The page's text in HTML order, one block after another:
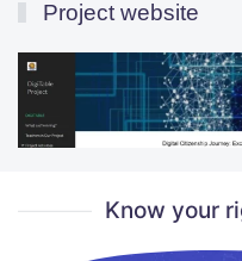
Project website
Know your